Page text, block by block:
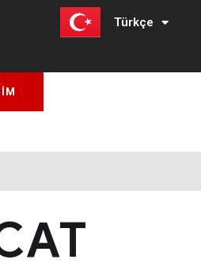
Türkçe
English